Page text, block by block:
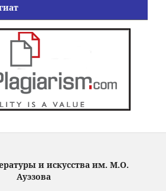
и искусства им. М.О.
Ауэзова